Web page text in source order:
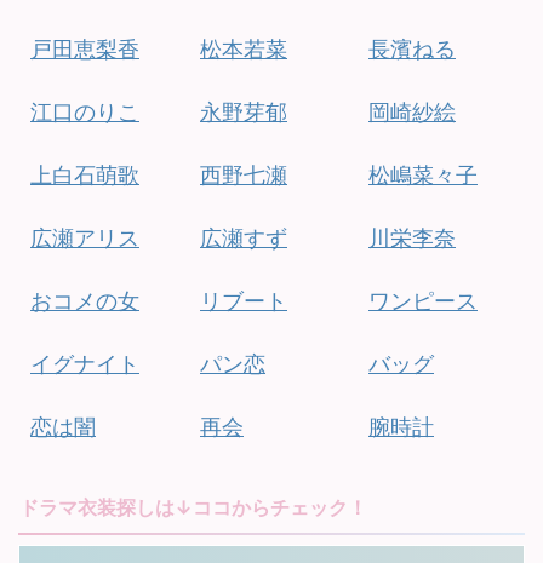
戸田恵梨香
江口のりこ
上白石萌歌
広瀬アリス
おコメの女
イグナイト
恋は闇
松本若菜
永野芽郁
西野七瀬
広瀬すず
リブート
パン恋
再会
長濱ねる
岡崎紗絵
松嶋菜々子
川栄李奈
ワンピース
バッグ
腕時計
ドラマ衣装探しは↓ココからチェック！